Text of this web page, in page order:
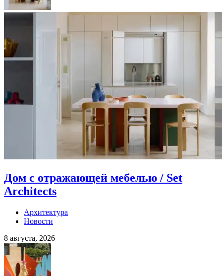
Дом с отражающей мебелью / Set
Architects
Архитектура
Новости
8 августа, 2026